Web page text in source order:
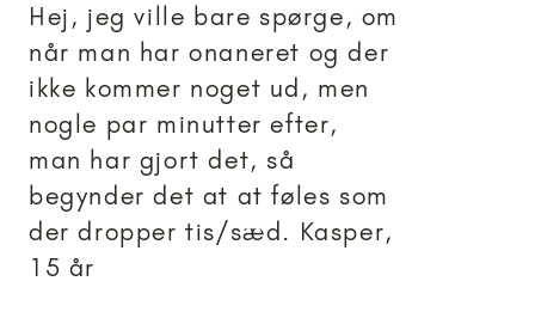
Hej, jeg ville bare spørge, om
når man har onaneret og der
ikke kommer noget ud, men
nogle par minutter efter,
man har gjort det, så
begynder det at at føles som
der dropper tis/sæd. Kasper,
15 år